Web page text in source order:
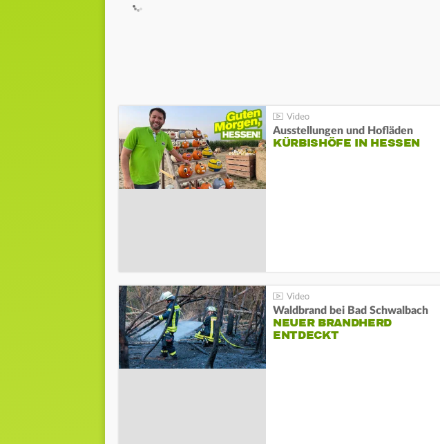
Ausstellungen und Hofläden
KÜRBISHÖFE IN HESSEN
Waldbrand bei Bad Schwalbach
NEUER BRANDHERD
ENTDECKT